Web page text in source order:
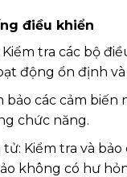
điều khiển
Kiểm tra các bộ
động ổn định
bảo các cảm biến
chức năng.
Kiểm tra và
không có hư